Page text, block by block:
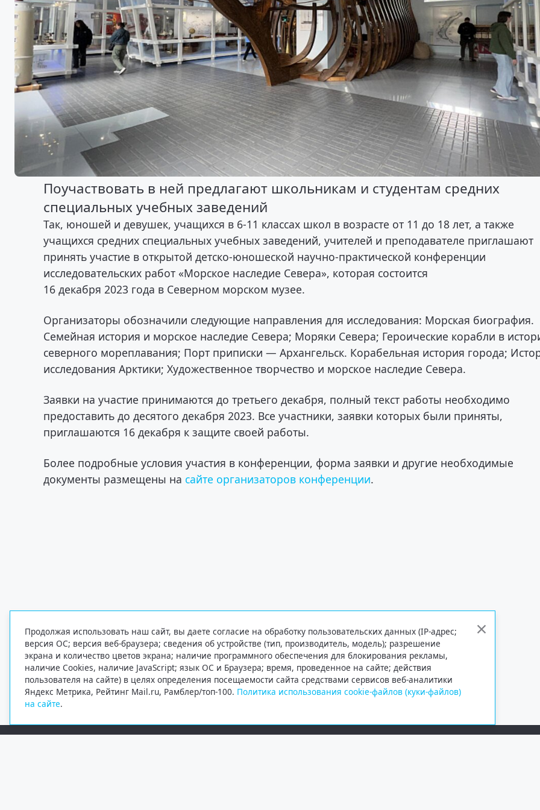
Поучаствовать в ней предлагают школьникам и студентам средних
специальных учебных заведений
Так, юношей и девушек, учащихся в 6-11 классах школ в возрасте от 11 до 18 лет, а также
учащихся средних специальных учебных заведений, учителей и преподавателе приглашают
принять участие в открытой детско-юношеской научно-практической конференции
исследовательских работ «Морское наследие Севера», которая состоится
16 декабря 2023 года в Северном морском музее.
Организаторы обозначили следующие направления для исследования: Морская биография.
Семейная история и морское наследие Севера; Моряки Севера; Героические корабли в
северного мореплавания; Порт приписки — Архангельск. Корабельная история города;
исследования Арктики; Художественное творчество и морское наследие Севера.
Заявки на участие принимаются до третьего декабря, полный текст работы необходимо
предоставить до десятого декабря 2023. Все участники, заявки которых были приняты,
приглашаются 16 декабря к защите своей работы.
Более подробные условия участия в конференции, форма заявки и другие необходимые
документы размещены на сайте организаторов конференции.
Продолжая использовать наш сайт, вы даете согласие на обработку пользовательских данных (IP-адрес;
версия ОС; версия веб-браузера; сведения об устройстве (тип, производитель, модель); разрешение
экрана и количество цветов экрана; наличие программного обеспечения для блокирования рекламы,
наличие Cookies, наличие JavaScript; язык ОС и Браузера; время, проведенное на сайте; действия
пользователя на сайте) в целях определения посещаемости сайта средствами сервисов веб-аналитики
Яндекс Метрика, Рейтинг Mail.ru, Рамблер/топ-100. Политика использования cookie-файлов (куки-файлов)
на сайте.